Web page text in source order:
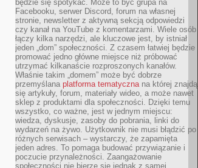
będzie się spotykać. Może to być grupa na
Facebooku, serwer Discord, forum na własnej
stronie, newsletter z aktywną sekcją odpowiedzi
czy kanał na YouTube z komentarzami. Wiele osób
łączy kilka narzędzi, ale kluczowe jest, by istniał
jeden „dom” społeczności. Z czasem łatwiej będzie
promować jedno główne miejsce niż próbować
utrzymać kilkanaście rozproszonych kanałów.
Właśnie takim „domem” może być dobrze
przemyślana platforma tematycznana której znajdą
się artykuły, forum, materiały wideo, a może nawet
sklep z produktami dla społeczności. Dzięki temu
wszystko, co ważne, jest w jednym miejscu:
wiedza, dyskusje, zasoby do pobrania, linki do
wydarzeń na żywo. Użytkownik nie musi błądzić po
różnych serwisach – wystarczy, że zapamięta
jeden adres. To pomaga budować przywiązanie i
poczucie przynależności. Zaangażowanie
społeczności nie bierze się jednak z samej